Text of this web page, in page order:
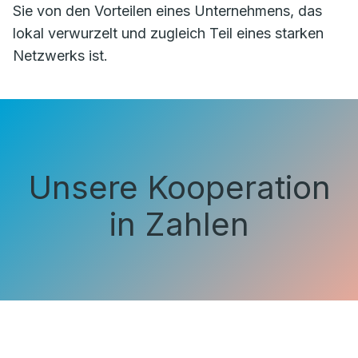
Sie von den Vorteilen eines Unternehmens, das
lokal verwurzelt und zugleich Teil eines starken
Netzwerks ist.
Unsere Kooperation
in Zahlen